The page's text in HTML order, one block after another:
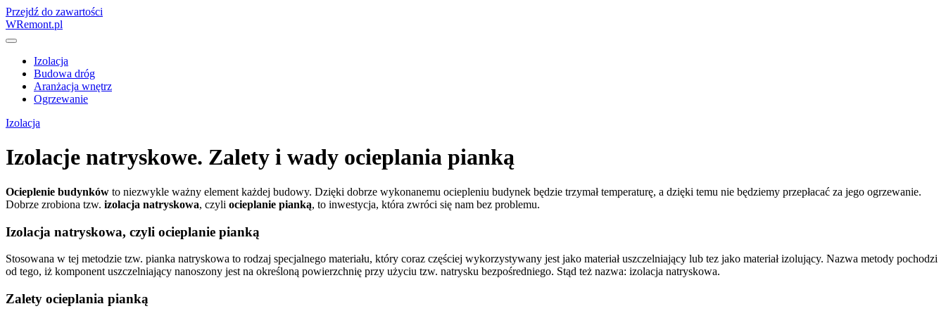
Przejdź do zawartości
WRemont.pl
Izolacja
Budowa dróg
Aranżacja wnętrz
Ogrzewanie
Izolacja
Izolacje natryskowe. Zalety i wady ocieplania pianką
Ocieplenie budynków to niezwykle ważny element każdej budowy. Dzięki dobrze wykonanemu ociepleniu budynek będzie trzymał temperaturę, a dzięki temu nie będziemy przepłacać za jego ogrzewanie.
Dobrze zrobiona tzw. izolacja natryskowa, czyli ocieplanie pianką, to inwestycja, która zwróci się nam bez problemu.
Izolacja natryskowa, czyli ocieplanie pianką
Stosowana w tej metodzie tzw. pianka natryskowa to rodzaj specjalnego materiału, który coraz częściej wykorzystywany jest jako materiał uszczelniający lub tez jako materiał izolujący. Nazwa metody pochodzi
od tego, iż komponent uszczelniający nanoszony jest na określoną powierzchnię przy użyciu tzw. natrysku bezpośredniego. Stąd też nazwa: izolacja natryskowa.
Zalety ocieplania pianką